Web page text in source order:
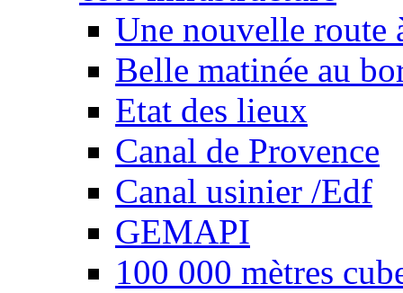
Une nouvelle route
Belle matinée au
Etat des lieux
Canal de Provence
Canal usinier /Edf
GEMAPI
100 000 mètres